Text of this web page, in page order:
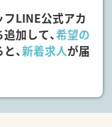
LINE公式アカ
加して、希望の
、新着求人が届